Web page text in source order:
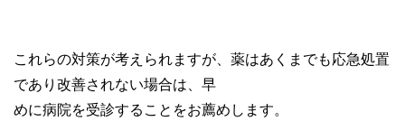
これらの対策が考えられますが、薬はあくまでも応急処置
であり改善されない場合は、早
めに病院を受診することをお薦めします。